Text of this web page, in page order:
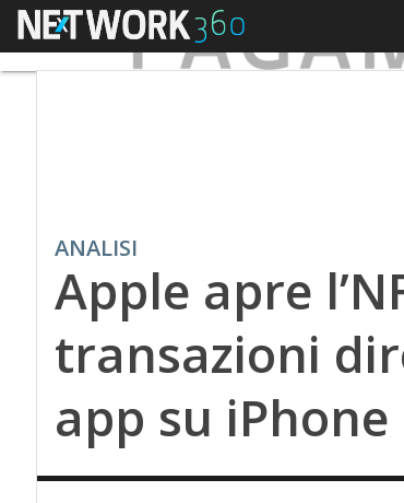
Menu
ANALISI
Apple apre
transazioni
app su iPhone